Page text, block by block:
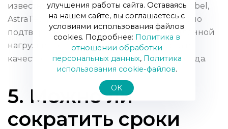
известных производителей (Straumann, Nobel,
AstraTech и др.), которые имеют лабораторно
подтверждённые протоколы для немедленной
нагрузки. Но не забывайте: опыт хирурга и
качество планирования часто важнее бренда.
5. Можно ли
сократить сроки
улучшения работы сайта. Оставаясь
на нашем сайте, вы соглашаетесь с
условиями использования файлов
cookies. Подробнее: Политика в
отношении обработки
персональных данных, Политика
использования сookie-файлов.
ОК